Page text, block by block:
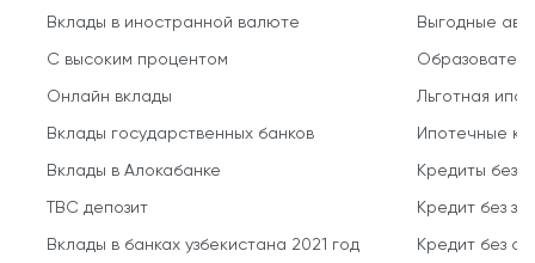
Вклады в иностранной валюте
С высоким процентом
Онлайн вклады
Вклады государственных банков
Вклады в Алокабанке
TBC депозит
Вклады в банках узбекистана 2021 год
Выгодные
Льготная
Ипотечные
Кредиты без
Кредит без
Кредит без